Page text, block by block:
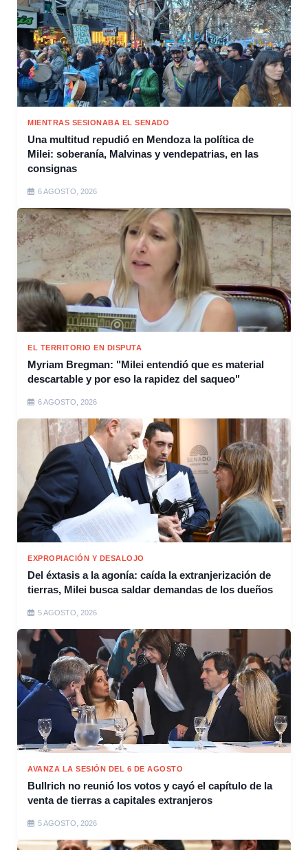
MIENTRAS SESIONABA EL SENADO
Una multitud repudió en Mendoza la política de
Milei: soberanía, Malvinas y vendepatrias, en las
consignas
6 AGOSTO, 2026
EL TERRITORIO EN DISPUTA
Myriam Bregman: "Milei entendió que es material
descartable y por eso la rapidez del saqueo"
6 AGOSTO, 2026
EXPROPIACIÓN Y DESALOJO
Del éxtasis a la agonía: caída la extranjerización de
tierras, Milei busca saldar demandas de los dueños
5 AGOSTO, 2026
AVANZA LA SESIÓN DEL 6 DE AGOSTO
Bullrich no reunió los votos y cayó el capítulo de la
venta de tierras a capitales extranjeros
5 AGOSTO, 2026